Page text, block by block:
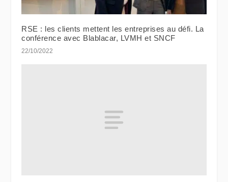
RSE : les clients mettent les entreprises au défi. La
conférence avec Blablacar, LVMH et SNCF
22/10/2022